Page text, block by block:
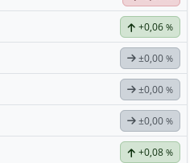
+0,06 %
±0,00 %
±0,00 %
±0,00 %
+0,08 %